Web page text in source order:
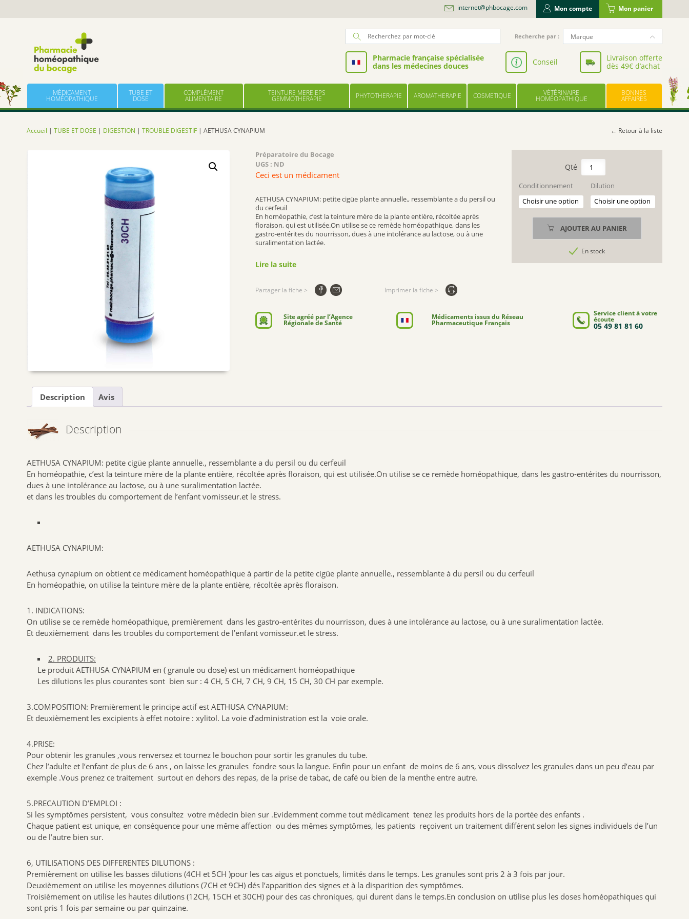
internet@phbocage.com Mon compte Mon panier
Recherche
pour
Recherche par : Marque
NUTERGIA
VALBIOTIS
BODYGUARD
LABORATOIRE LESCUYER
OWARI
EFFINOV NUTRITION
ARAGAN
COOPER
BAYER
UPSA
RICHELET
ORAL B
GESTARELLE
BIOLANE
PRESCRIPTION NATURE
JOLIESBAUMES
Pharmacie française spécialisée
dans les médecines douces
Conseil
Livraison offerte
dès 49€ d’achat
Skip to content
MÉDICAMENT
HOMÉOPATHIQUE
TUBE ET
DOSE
COMPLÉMENT
ALIMENTAIRE
TEINTURE MERE EPS
GEMMOTHERAPIE PHYTOTHERAPIE AROMATHERAPIE COSMETIQUE VÉTÉRINAIRE
HOMÉOPATHIQUE
BONNES
AFFAIRES
Accueil | TUBE ET DOSE | DIGESTION | TROUBLE DIGESTIF | AETHUSA CYNAPIUM ← Retour à la liste
Préparatoire du Bocage
UGS : ND
Ceci est un médicament
AETHUSA CYNAPIUM: petite cigüe plante annuelle., ressemblante a du persil ou
du cerfeuil
En homéopathie, c’est la teinture mère de la plante entière, récoltée après
floraison, qui est utilisée.On utilise se ce remède homéopathique, dans les
gastro-entérites du nourrisson, dues à une intolérance au lactose, ou à une
suralimentation lactée.
Lire la suite
Partager la fiche > Imprimer la fiche >
Conditionnement Dilution
quantité
de
AETHUSA
CYNAPIUM
AJOUTER AU PANIER
En stock
Site agréé par l’Agence
Régionale de Santé
Médicaments issus du Réseau
Pharmaceutique Français
Service client à votre
écoute
05 49 81 81 60
Description Avis
Description
AETHUSA CYNAPIUM: petite cigüe plante annuelle., ressemblante a du persil ou du cerfeuil
En homéopathie, c’est la teinture mère de la plante entière, récoltée après floraison, qui est utilisée.On utilise se ce remède homéopathique, dans les gastro-entérites du nourrisson,
dues à une intolérance au lactose, ou à une suralimentation lactée.
et dans les troubles du comportement de l’enfant vomisseur.et le stress.
AETHUSA CYNAPIUM:
Aethusa cynapium on obtient ce médicament homéopathique à partir de la petite cigüe plante annuelle., ressemblante à du persil ou du cerfeuil
En homéopathie, on utilise la teinture mère de la plante entière, récoltée après floraison.
1. INDICATIONS:
On utilise se ce remède homéopathique, premièrement dans les gastro-entérites du nourrisson, dues à une intolérance au lactose, ou à une suralimentation lactée.
Et deuxièmement dans les troubles du comportement de l’enfant vomisseur.et le stress.
2. PRODUITS:
Le produit AETHUSA CYNAPIUM en ( granule ou dose) est un médicament homéopathique
Les dilutions les plus courantes sont bien sur : 4 CH, 5 CH, 7 CH, 9 CH, 15 CH, 30 CH par exemple.
3.COMPOSITION: Premièrement le principe actif est AETHUSA CYNAPIUM:
Et deuxièmement les excipients à effet notoire : xylitol. La voie d’administration est la voie orale.
4.PRISE:
Pour obtenir les granules ,vous renversez et tournez le bouchon pour sortir les granules du tube.
Chez l’adulte et l’enfant de plus de 6 ans , on laisse les granules fondre sous la langue. Enfin pour un enfant de moins de 6 ans, vous dissolvez les granules dans un peu d’eau par
exemple .Vous prenez ce traitement surtout en dehors des repas, de la prise de tabac, de café ou bien de la menthe entre autre.
5.PRECAUTION D’EMPLOI :
Si les symptômes persistent, vous consultez votre médecin bien sur .Evidemment comme tout médicament tenez les produits hors de la portée des enfants .
Chaque patient est unique, en conséquence pour une même affection ou des mêmes symptômes, les patients reçoivent un traitement différent selon les signes individuels de l’un
ou de l’autre bien sur.
6, UTILISATIONS DES DIFFERENTES DILUTIONS :
Premièrement on utilise les basses dilutions (4CH et 5CH )pour les cas aigus et ponctuels, limités dans le temps. Les granules sont pris 2 à 3 fois par jour.
Deuxièmement on utilise les moyennes dilutions (7CH et 9CH) dés l’apparition des signes et à la disparition des symptômes.
Troisièmement on utilise les hautes dilutions (12CH, 15CH et 30CH) pour des cas chroniques, qui durent dans le temps.En conclusion on utilise plus les doses homéopathiques qui
sont pris 1 fois par semaine ou par quinzaine.